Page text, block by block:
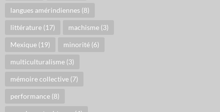
langues amérindiennes (8)
littérature (17) machisme (3)
Mexique (19) minorité (6)
multiculturalisme (3)
mémoire collective (7)
performance (8)